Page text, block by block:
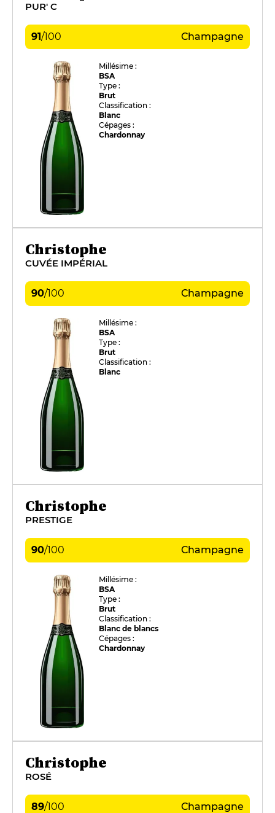
PUR' C
91/100 Champagne
Millésime :
BSA
Type :
Brut
Classification :
Blanc
Cépages :
Chardonnay
Christophe
CUVÉE IMPÉRIAL
90/100 Champagne
Millésime :
BSA
Type :
Brut
Classification :
Blanc
Christophe
PRESTIGE
90/100 Champagne
Millésime :
BSA
Type :
Brut
Classification :
Blanc de blancs
Cépages :
Chardonnay
Christophe
ROSÉ
89/100 Champagne